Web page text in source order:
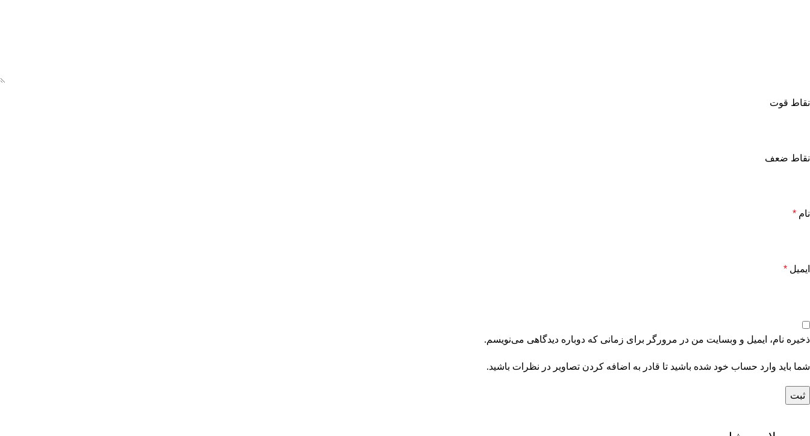
نقاط قوت
نقاط ضعف
نام *
ایمیل *
ذخیره نام، ایمیل و وبسایت من در مرورگر برای زمانی که دوباره دیدگاهی می‌نویسم.
شما باید وارد حساب خود شده باشید تا قادر به اضافه کردن تصاویر در نظرات باشید.